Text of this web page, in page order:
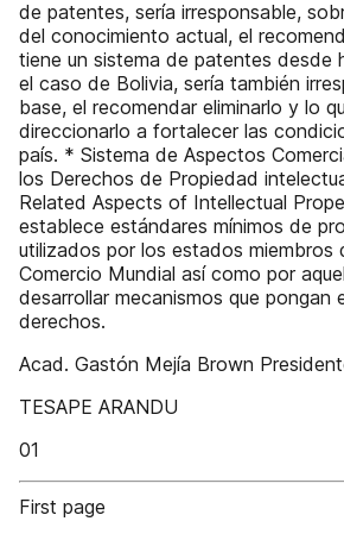
de patentes, sería irresponsable,
del conocimiento actual, el
tiene un sistema de patentes desde
el caso de Bolivia, sería también
base, el recomendar eliminarlo y lo
direccionarlo a fortalecer las
país. * Sistema de Aspectos
los Derechos de Propiedad
Related Aspects of Intellectual
establece estándares mínimos de
utilizados por los estados miembros
Comercio Mundial así como por
desarrollar mecanismos que pongan
derechos.
Acad. Gastón Mejía Brown
TESAPE ARANDU
01
First page